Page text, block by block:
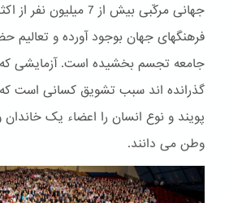
جهانی مرکّبی بیش از 7
فرهنگهای جهان بوجود آورده و تعالیم
جامعه تجسم بخشیده است. آزمایشی که
گذرانده اند سبب تشویق کسانی است
پویند و نوع انسان را اعضاء یک
وطن می دانند.